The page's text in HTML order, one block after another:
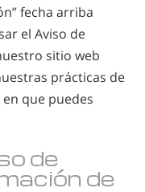
fecha arriba
el Aviso de
sitio web
prácticas de
que puedes
de
de